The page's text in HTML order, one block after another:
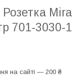
701-3030-
на сайті — 200 ₴